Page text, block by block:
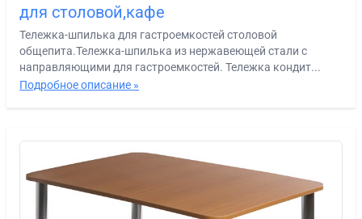
для столовой,кафе
Тележка-шпилька для гастроемкостей столовой
общепита.Тележка-шпилька из нержавеющей стали с
направляющими для гастроемкостей. Тележка кондит...
Подробное описание »